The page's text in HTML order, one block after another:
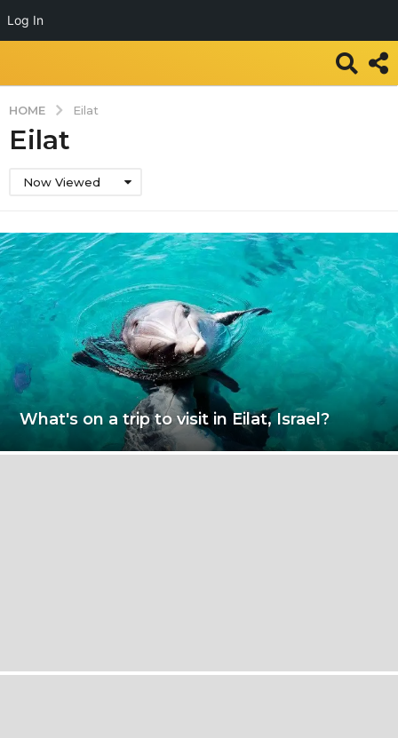
Log In
HOME Eilat
Eilat
Now Viewed
What's on a trip to visit in Eilat, Israel?